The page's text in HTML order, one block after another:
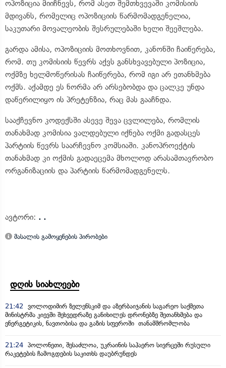
ოპოზიცია მიიჩნევს, რომ ასეთ შემთხვევაში კომისიის
მდივანს, რომელიც ოპოზიციის წარმომადგენელია,
საკუთარი მოვალეობის შესრულებაში ხელი შეეშლება.
გარდა ამისა, ოპოზიციის მოთხოვნით, კანონში ჩაიწერება,
რომ. თუ კომისიის წევრს აქვს განსხვავებული პოზიცია,
ოქმზე ხელმოწერისას ჩაიწერება, რომ იგი არ ეთანხმება
ოქმს. აქამდე ეს ნორმა არ არსებობდა და ცალკე უნდა
დაწერილიყო ის პრეტენზია, რაც მას გააჩნდა.
სააქჩევნო კოდექსში ასევე შევა ცვლილება, რომლის
თანახმად კომისია ვალდებული იქნება ოქმი გადასცეს
პარტიის წევრს საარჩევნო კომსიაში. კანოპროექტის
თანახმად კი ოქმის გადაეცემა მხოლოდ არასამთავრობო
ორგანიზაციის და პარტიის წარმომადგენელს.
ავტორი: . .
მასალის გამოყენების პირობები
დღის სიახლეები
21:42 ვოლოდიმირ ზელენსკიმ და აზერბაიჯანის საგარეო საქმეთა
მინისტრმა კიევში შეხვედრაზე განიხილეს დრონებზე შეთანხმება და
ენერგეტიკის, ნავთობისა და გაზის სფეროში თანამშრომლობა
21:24 პოლონეთი, შესაძლოა, უკრაინის საჰაერო სივრცეში რუსული
რაკეტების ჩამოგდების საკითხს დაუბრუნდეს